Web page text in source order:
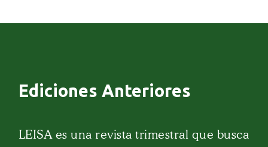
Ediciones Anteriores
LEISA es una revista trimestral que busca